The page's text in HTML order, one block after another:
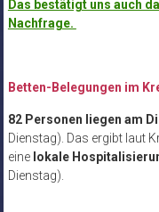
Das bestätigt uns auch
Nachfrage.
Betten-Belegungen im
82 Personen liegen am
Dienstag). Das ergibt laut
eine lokale
Dienstag).